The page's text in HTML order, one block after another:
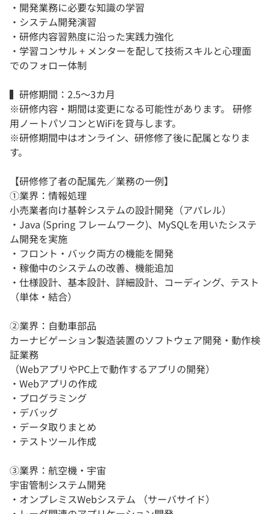
・開発業務に必要な知識の学習
・システム開発演習
・研修内容習熟度に沿った実践力強化
・学習コンサル + メンターを配して技術スキルと心理面
でのフォロー体制
▍研修期間：2.5〜3カ月
※研修内容・期間は変更になる可能性があります。 研修
用ノートパソコンとWiFiを貸与します。
※研修期間中はオンライン、研修修了後に配属となりま
す。
【研修修了者の配属先／業務の一例】
①業界：情報処理
小売業者向け基幹システムの設計開発（アパレル）
・Java (Spring フレームワーク)、MySQLを用いたシステ
ム開発を実施
・フロント・バック両方の機能を開発
・稼働中のシステムの改善、機能追加
・仕様設計、基本設計、詳細設計、コーディング、テスト
（単体・結合）
②業界：自動車部品
カーナビゲーション製造装置のソフトウェア開発・動作検
証業務
（WebアプリやPC上で動作するアプリの開発）
・Webアプリの作成
・プログラミング
・デバッグ
・データ取りまとめ
・テストツール作成
③業界：航空機・宇宙
宇宙管制システム開発
・オンプレミスWebシステム （サーバサイド）